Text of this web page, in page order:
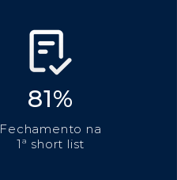
81%
Fechamento na
1ª short list